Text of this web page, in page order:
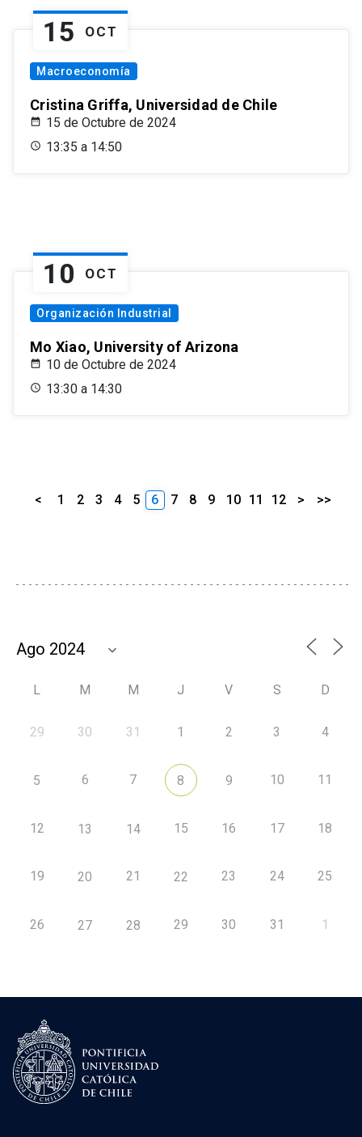
15 OCT
Macroeconomía
Cristina Griffa, Universidad de Chile
15 de Octubre de 2024
13:35 a 14:50
10 OCT
Organización Industrial
Mo Xiao, University of Arizona
10 de Octubre de 2024
13:30 a 14:30
< 1 2 3 4 5 6 7 8 9 10 11 12 > >>
L M M J V S D
29 30 31 1 2 3 4
5 6 7 8 9 10 11
12 13 14 15 16 17 18
19 20 21 22 23 24 25
26 27 28 29 30 31 1